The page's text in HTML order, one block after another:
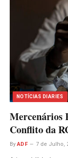
NOTÍCIAS DIARIES
Mercenários
Conflito da
By ADF 7 de Julho,